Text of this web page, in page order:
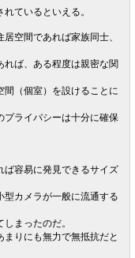
ているといえる。
空間であれば家族同士、
ば、ある程度は親密な関
間（個室）を設けることに
プライバシーは十分に確保
ば容易に発見できるサイズ
型カメラが一般に流通する
まったのだ。
りにも無力で無抵抗だと